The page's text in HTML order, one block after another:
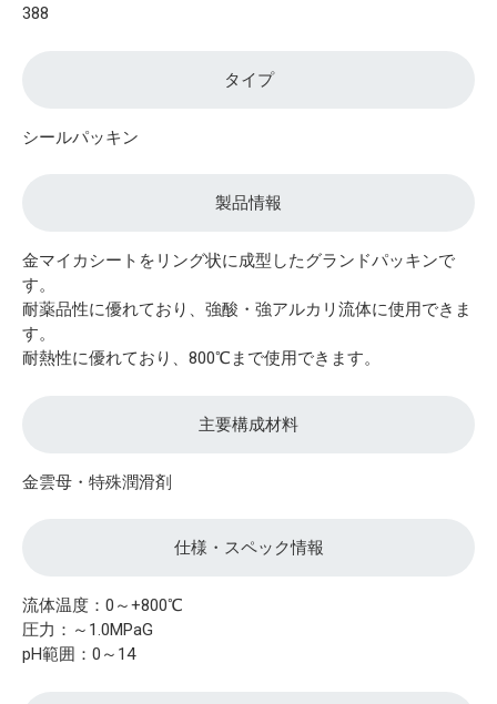
388
タイプ
シールパッキン
製品情報
金マイカシートをリング状に成型したグランドパッキンで
す。
耐薬品性に優れており、強酸・強アルカリ流体に使用できま
す。
耐熱性に優れており、800℃まで使用できます。
主要構成材料
金雲母・特殊潤滑剤
仕様・スペック情報
流体温度：0～+800℃
圧力：～1.0MPaG
pH範囲：0～14